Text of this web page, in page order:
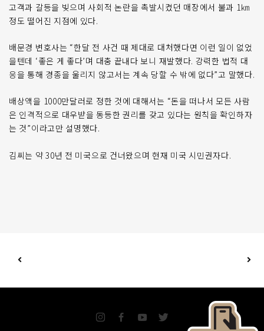
고객과 갈등을 빚으며 사회적 논란을 촉발시켰던 매장에서 불과 1㎞
정도 떨어진 지점에 있다.
배문경 변호사는 “한달 전 사건 때 제대로 대처했다면 이런 일이 없었
을텐데 ‘좋은 게 좋다’며 대충 끝내다 보니 재발했다. 강력한 법적 대
응을 통해 경종을 울리지 않고서는 계속 당할 수 밖에 없다”고 말했다.
배상액을 1000만달러로 정한 것에 대해서는 “돈을 떠나서 모든 사람
은 인격적으로 대우받을 동등한 권리를 갖고 있다는 원칙을 확인하자
는 것”이라고만 설명했다.
김씨는 약 30년 전 미국으로 건너왔으며 현재 미국 시민권자다.